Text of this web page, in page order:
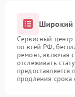
Широкий
Сервисный центр
по всей РФ,
ремонт, включая
отслеживать
продления срока